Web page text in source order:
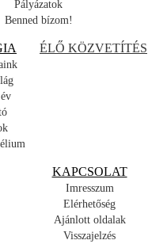
Pályázatok
Benned bízom!
ÉLŐ KÖZVETÍTÉS
KAPCSOLAT
Imresszum
Elérhetőség
Ajánlott oldalak
Visszajelzés